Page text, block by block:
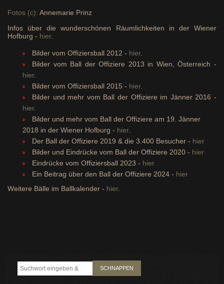
Fotos (c): Annemarie Prinz
Infos über die wunderschönen Räumlichkeiten in der Wiener
Hofburg - hier.
Bilder vom Offiziersball 2012 - hier.
Bilder vom Ball der Offiziere 2013 in Wien, Österreich -
hier.
Bilder vom Offiziersball 2015 - hier.
Bilder und mehr vom Ball der Offiziere im Jänner 2016 -
hier.
Bilder und mehr vom Ball der Offiziere am 19. Jänner
2018 in der Wiener Hofburg - hier.
Der Ball der Offiziere 2019 & die 3.400 Besucher - hier
Bilder und Eindrücke vom Ball der Offiziere 2020 - hier
Eindrücke vom Offiziersball 2023 - hier
Ein Beitrag über den Ball der Offiziere 2024 - hier
Weitere Bälle im Ballkalender - hier.
SCHNAPPEN